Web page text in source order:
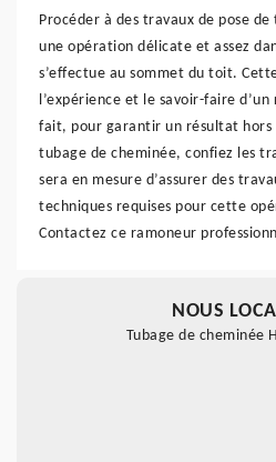
Procéder à des travaux de pose
une opération délicate et assez
s’effectue au sommet du toit.
l’expérience et le savoir-faire
fait, pour garantir un résultat hors
tubage de cheminée, confiez les
sera en mesure d’assurer des
techniques requises pour cette
Contactez ce ramoneur
NOUS
Tubage de cheminée